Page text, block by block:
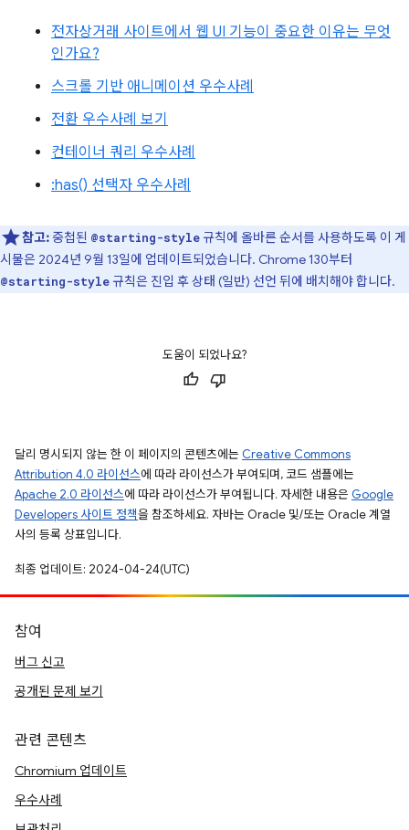
전자상거래 사이트에서 웹 UI 기능이 중요한 이유는 무엇
인가요?
스크롤 기반 애니메이션 우수사례
전환 우수사례 보기
컨테이너 쿼리 우수사례
:has() 선택자 우수사례
참고:중첩된 @starting-style 규칙에 올바른 순서를 사용하도록 이 게
시물은 2024년 9월 13일에 업데이트되었습니다. Chrome 130부터
@starting-style 규칙은 진입 후 상태 (일반) 선언 뒤에 배치해야 합니다.
도움이 되었나요?
달리 명시되지 않는 한 이 페이지의 콘텐츠에는 Creative Commons
Attribution 4.0 라이선스에 따라 라이선스가 부여되며, 코드 샘플에는
Apache 2.0 라이선스에 따라 라이선스가 부여됩니다. 자세한 내용은 Google
Developers 사이트 정책을 참조하세요. 자바는 Oracle 및/또는 Oracle 계열
사의 등록 상표입니다.
최종 업데이트: 2024-04-24(UTC)
참여
버그 신고
공개된 문제 보기
관련 콘텐츠
Chromium 업데이트
우수사례